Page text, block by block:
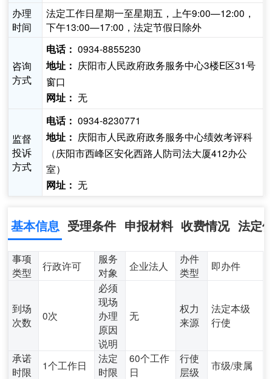
办理
时间
法定工作日星期一至星期五，上午9:00—12:00，
下午13:00—17:00，法定节假日除外
咨询
方式
电话： 0934-8855230
地址： 庆阳市人民政府政务服务中心3楼E区31号
窗口
网址： 无
监督
投诉
方式
电话： 0934-8230771
地址： 庆阳市人民政府政务服务中心绩效考评科
（庆阳市西峰区安化西路人防司法大厦412办公
室）
网址： 无
基本信息 受理条件 申报材料 收费情况 法定
事项
类型
行政许可
服务
对象
企业法人
办件
类型
即办件
到场
次数
0次
必须
现场
办理
原因
说明
无
权力
来源
法定本级
行使
承诺
时限
1个工作日
法定
时限
60个工作
日
行使
层级
市级/隶属